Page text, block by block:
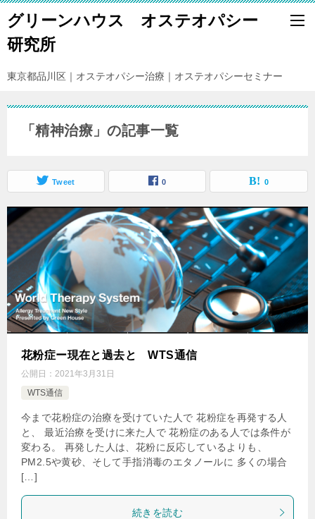
グリーンハウス オステオパシー
研究所
東京都品川区｜オステオパシー治療｜オステオパシーセミナー
「精神治療」の記事一覧
Tweet 0 0
花粉症ー現在と過去と WTS通信
公開日： 2021年3月31日
WTS通信
今まで花粉症の治療を受けていた人で 花粉症を再発する人
と、 最近治療を受けに来た人で 花粉症のある人では条件が
変わる。 再発した人は、花粉に反応しているよりも、
PM2.5や黄砂、そして手指消毒のエタノールに 多くの場合
[…]
続きを読む